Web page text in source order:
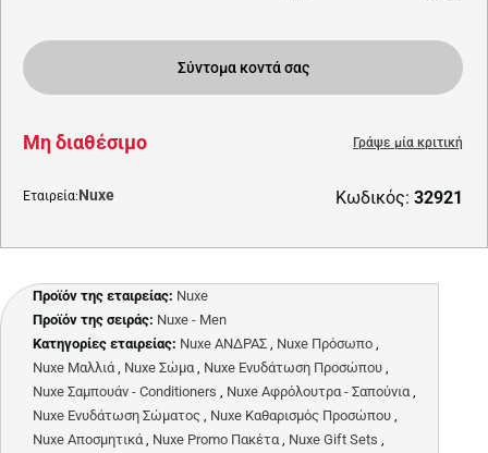
Σύντομα κοντά σας
Εταιρεία:Nuxe Κωδικός: 32921
Μη διαθέσιμο Γράψε μία κριτική
Προϊόν της εταιρείας: Nuxe
Προϊόν της σειράς: Nuxe - Men
Κατηγορίες εταιρείας: Nuxe ΑΝΔΡΑΣ , Nuxe Πρόσωπο ,
Nuxe Μαλλιά, Nuxe Σώμα, Nuxe Ενυδάτωση Προσώπου ,
Nuxe Σαμπουάν - Conditioners , Nuxe Αφρόλουτρα - Σαπούνια,
Nuxe Ενυδάτωση Σώματος , Nuxe Καθαρισμός Προσώπου ,
Nuxe Αποσμητικά, Nuxe Promo Πακέτα, Nuxe Gift Sets ,